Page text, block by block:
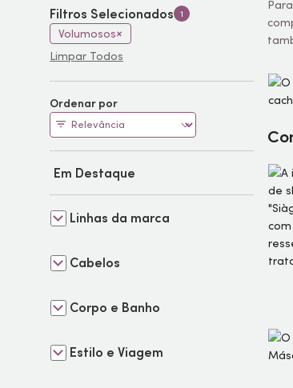
Filtros Selecionados 1
Volumosos
Limpar Todos
Ordenar por
Em Destaque
Linhas da marca
Cabelos
Corpo e Banho
Estilo e Viagem